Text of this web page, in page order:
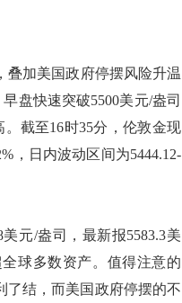
加美国政府停摆风险升温
盘快速突破5500美元/盎司
截至16时35分，伦敦金现
，日内波动区间为5444.12-
元/盎司，最新报5583.3美
球多数资产。值得注意的
了结，而美国政府停摆的不